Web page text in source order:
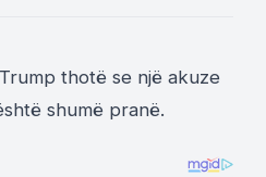
thotë se një akuze
shumë pranë.